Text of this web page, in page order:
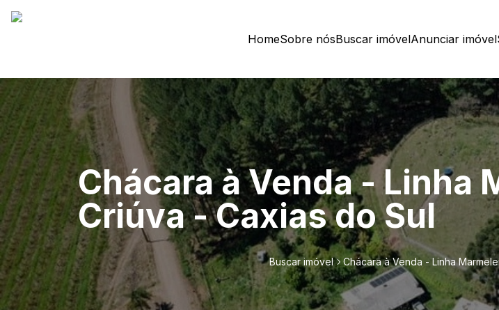
HomeSobre nósBuscar imóvelAnunciar imóvel
Chácara à Venda - Linha
Criúva - Caxias do Sul
Buscar imóvel Chácara à Venda - Linha